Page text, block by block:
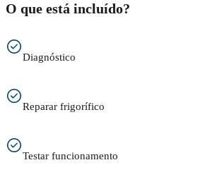
O que está incluído?
Diagnóstico
Reparar frigorífico
Testar funcionamento